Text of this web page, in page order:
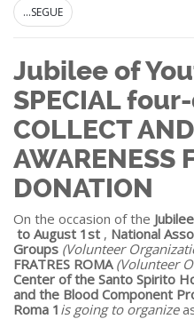
...SEGUE
Jubilee of
SPECIAL
COLLECT
AWARENESS
DONATION
On the occasion of the
to August 1st , National
Groups (Volunteer
FRATRES ROMA (Volunteer
Center of the Santo Spirito
and the Blood Component
Roma 1 is going to organize